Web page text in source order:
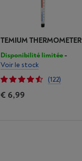
TEMIUM THERMOMETER
Disponibilité limitée-
Voir le stock
(122)
€ 6,99